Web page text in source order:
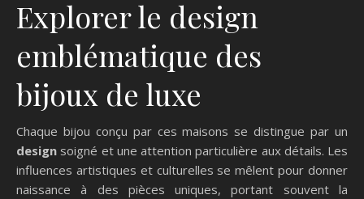
Explorer le design
emblématique des
bijoux de luxe
Chaque bijou conçu par ces maisons se distingue par un
design soigné et une attention particulière aux détails. Les
influences artistiques et culturelles se mêlent pour donner
naissance à des pièces uniques, portant souvent la